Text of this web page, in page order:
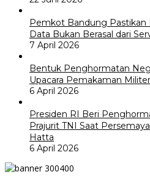
Pemkot Bandung Pastikan
Data Bukan Berasal dari
7 April 2026
Bentuk Penghormatan
Upacara Pemakaman Militer
6 April 2026
Presiden RI Beri
Prajurit TNI Saat
Hatta
6 April 2026